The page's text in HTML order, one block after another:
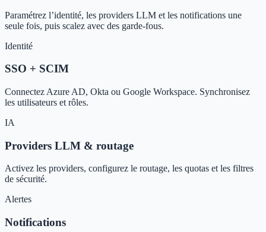
Paramétrez l’identité, les providers LLM et les notifications une
seule fois, puis scalez avec des garde‑fous.
Identité
SSO + SCIM
Connectez Azure AD, Okta ou Google Workspace. Synchronisez
les utilisateurs et rôles.
IA
Providers LLM & routage
Activez les providers, configurez le routage, les quotas et les filtres
de sécurité.
Alertes
Notifications